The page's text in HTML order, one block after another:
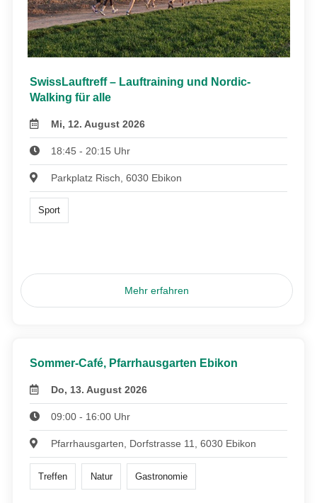
SwissLauftreff – Lauftraining und Nordic-
Walking für alle
Mi, 12. August 2026
18:45 - 20:15 Uhr
Parkplatz Risch, 6030 Ebikon
Sport
Mehr erfahren
Sommer-Café, Pfarrhausgarten Ebikon
Do, 13. August 2026
09:00 - 16:00 Uhr
Pfarrhausgarten, Dorfstrasse 11, 6030 Ebikon
Treffen Natur Gastronomie